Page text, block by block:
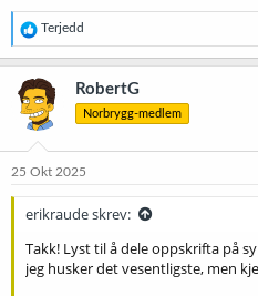
R
e
a
k
s
j
o
e
Terjedd
RobertG
Norbrygg-medlem
25 Okt 2025
erikraude skrev:
Takk! Lyst til å dele oppskrifta på
jeg husker det vesentligste, men